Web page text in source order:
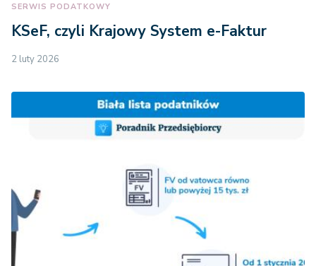
SERWIS PODATKOWY
KSeF, czyli Krajowy System e-Faktur
2 luty 2026